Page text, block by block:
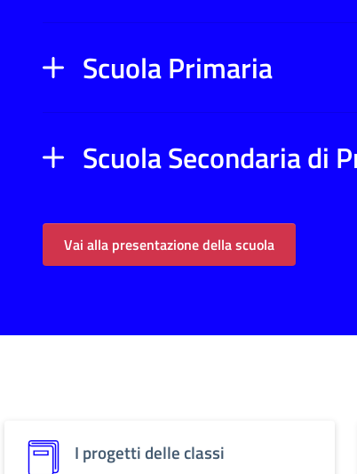
Scuola Primaria
Scuola Secondaria di
Vai alla presentazione della scuola
I progetti delle classi